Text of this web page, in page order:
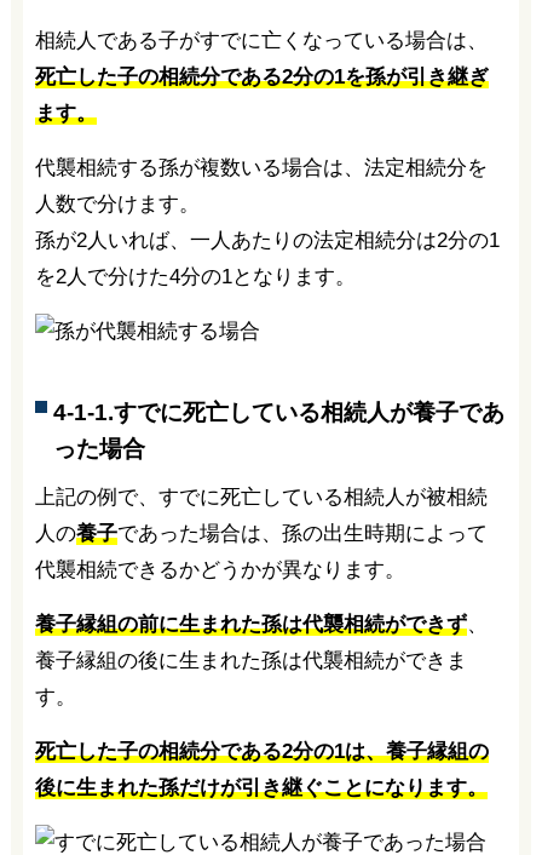
相続人である子がすでに亡くなっている場合は、
死亡した子の相続分である2分の1を孫が引き継ぎ
ます。
代襲相続する孫が複数いる場合は、法定相続分を
人数で分けます。
孫が2人いれば、一人あたりの法定相続分は2分の1
を2人で分けた4分の1となります。
4-1-1.すでに死亡している相続人が養子であ
った場合
上記の例で、すでに死亡している相続人が被相続
人の養子であった場合は、孫の出生時期によって
代襲相続できるかどうかが異なります。
養子縁組の前に生まれた孫は代襲相続ができず、
養子縁組の後に生まれた孫は代襲相続ができま
す。
死亡した子の相続分である2分の1は、養子縁組の
後に生まれた孫だけが引き継ぐことになります。